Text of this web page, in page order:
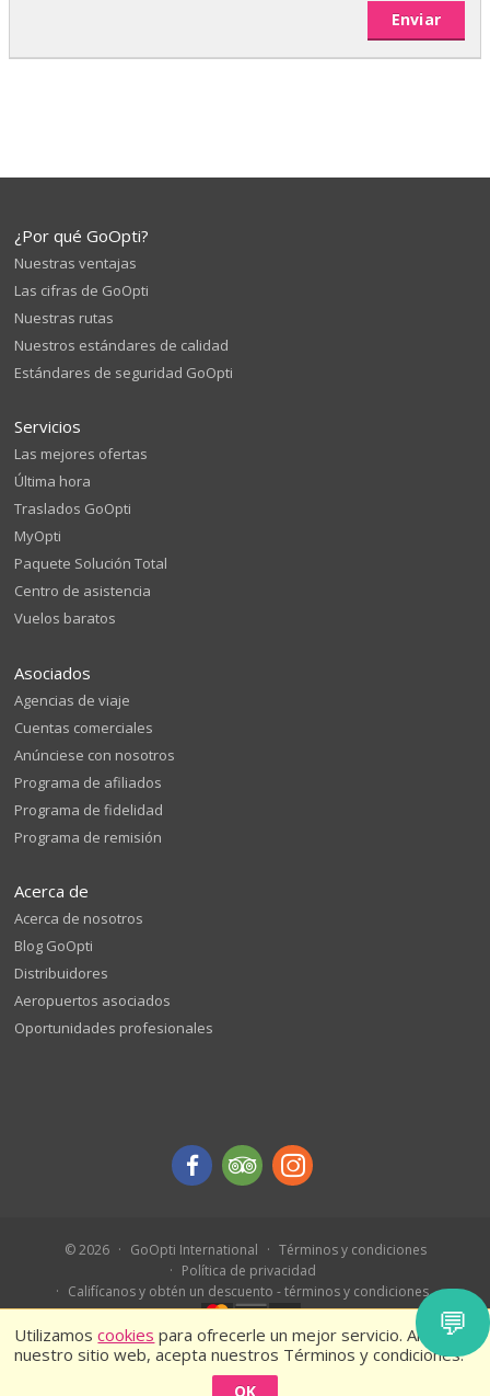
Utilizamoscookies para ofrecerle un mejor servicio. Al usar
nuestro sitio web, acepta nuestros Términos y condiciones.
OK
¿Por qué GoOpti?
Nuestras ventajas
Las cifras de GoOpti
Nuestras rutas
Nuestros estándares de calidad
Estándares de seguridad GoOpti
Servicios
Las mejores ofertas
Última hora
Traslados GoOpti
MyOpti
Paquete Solución Total
Centro de asistencia
Vuelos baratos
Asociados
Agencias de viaje
Cuentas comerciales
Anúnciese con nosotros
Programa de afiliados
Programa de fidelidad
Programa de remisión
Acerca de
Acerca de nosotros
Blog GoOpti
Distribuidores
Aeropuertos asociados
Oportunidades profesionales
© 2026 GoOpti International
Términos y condiciones
Política de privacidad
Califícanos y obtén un descuento - términos y condiciones
💬